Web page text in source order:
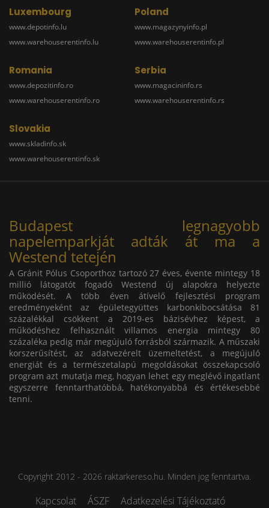
Luxembourg
www.depotinfo.lu
www.warehouserentinfo.lu
Poland
www.magazynyinfo.pl
www.warehouserentinfo.pl
Romania
www.depozitinfo.ro
www.warehouserentinfo.ro
Serbia
www.magacininfo.rs
www.warehouserentinfo.rs
Slovakia
www.skladinfo.sk
www.warehouserentinfo.sk
Budapest legnagyobb
napelemparkját adták át ma a
Westend tetején
A Gránit Pólus Csoporthoz tartozó 27 éves, évente mintegy 18
millió látogatót fogadó Westend új alapokra helyezte
működését. A több éven átívelő fejlesztési program
eredményeként az épületegyüttes karbonkibocsátása 81
százalékkal csökkent a 2019-es bázisévhez képest, a
működéshez felhasznált villamos energia mintegy 80
százaléka pedig már megújuló forrásból származik. A műszaki
korszerűsítést, az adatvezérelt üzemeltetést, a megújuló
energiát és a természetalapú megoldásokat összekapcsoló
program azt mutatja meg, hogyan lehet egy meglévő ingatlant
egyszerre fenntarthatóbbá, hatékonyabbá és értékesebbé
tenni.
Copyright 2012 - 2026 raktarkereso.hu. Minden jog fenntartva.
Kapcsolat ÁSZF Adatkezelési Tájékoztató